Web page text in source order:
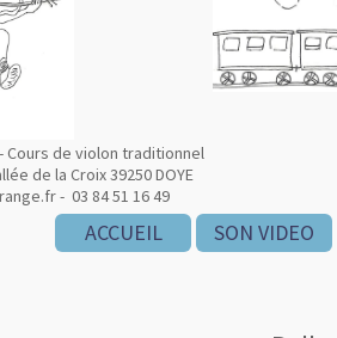
- Cours de violon traditionnel
de la Croix 39250 DOYE
- 03 84 51 16 49
ACCUEIL SON VIDEO